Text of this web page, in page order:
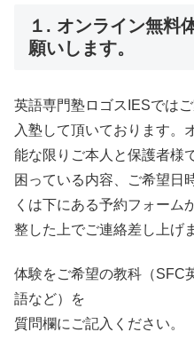
１. オンライン無料
願いします。
英語専門塾ロゴスIESでは
入塾して頂いております。
能な限りご本人と保護者様
困っている内容、ご希望日
くは下にある予約フォーム
整した上でご連絡差し上げ
体験をご希望の教科（SFC
語など）を
質問欄にご記入ください。